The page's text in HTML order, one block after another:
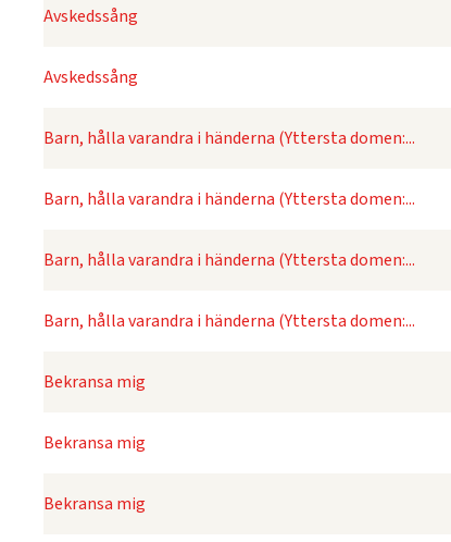
Avskedssång
Avskedssång
Barn, hålla varandra i händerna (Yttersta domen:...
Barn, hålla varandra i händerna (Yttersta domen:...
Barn, hålla varandra i händerna (Yttersta domen:...
Barn, hålla varandra i händerna (Yttersta domen:...
Bekransa mig
Bekransa mig
Bekransa mig